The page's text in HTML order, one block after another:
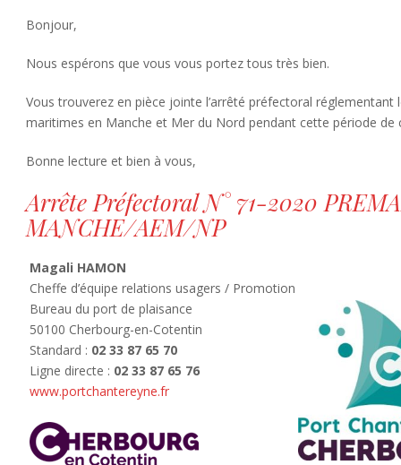
Bonjour,
Nous espérons que vous vous portez tous très bien.
Vous trouverez en pièce jointe l’arrêté préfectoral réglementant
maritimes en Manche et Mer du Nord pendant cette période de
Bonne lecture et bien à vous,
Arrête Préfectoral N° 71-2020
MANCHE/AEM/NP
Magali HAMON
Cheffe d’équipe relations usagers / Promotion
Bureau du port de plaisance
50100 Cherbourg-en-Cotentin
Standard : 02 33 87 65 70
Ligne directe : 02 33 87 65 76
www.portchantereyne.fr